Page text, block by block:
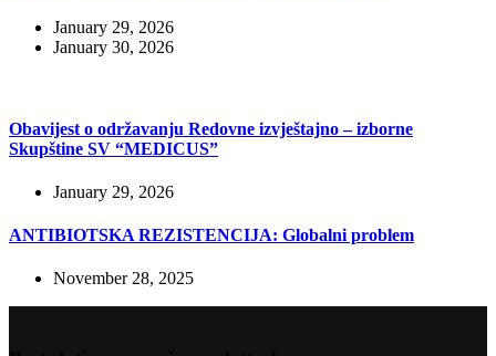
January 29, 2026
January 30, 2026
Obavijest o održavanju Redovne izvještajno – izborne
Skupštine SV “MEDICUS”
January 29, 2026
ANTIBIOTSKA REZISTENCIJA: Globalni problem
November 28, 2025